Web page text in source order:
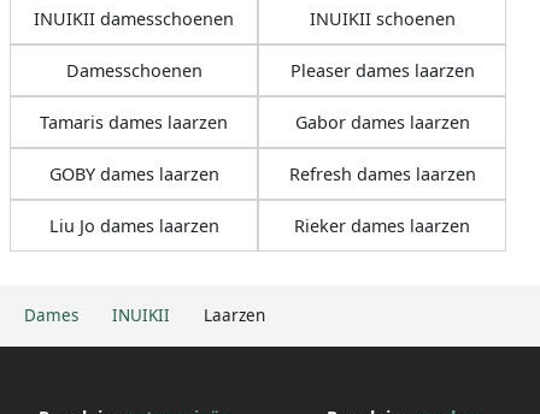
Dames INUIKII Laarzen
INUIKII damesschoenen INUIKII schoenen
Damesschoenen Pleaser dames laarzen
Tamaris dames laarzen Gabor dames laarzen
GOBY dames laarzen Refresh dames laarzen
Liu Jo dames laarzen Rieker dames laarzen